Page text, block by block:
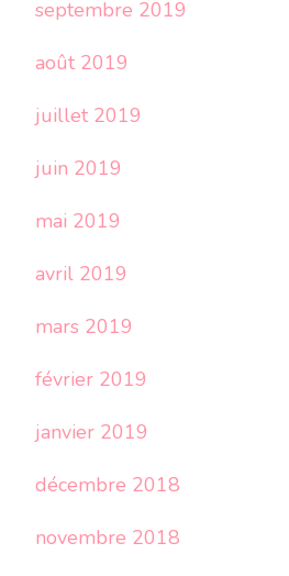
septembre 2019
août 2019
juillet 2019
juin 2019
mai 2019
avril 2019
mars 2019
février 2019
janvier 2019
décembre 2018
novembre 2018